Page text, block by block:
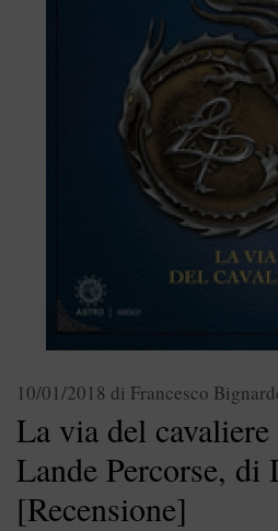
La via del
Lande Percorse, di
[Recensione]
10/01/2018 di Francesco